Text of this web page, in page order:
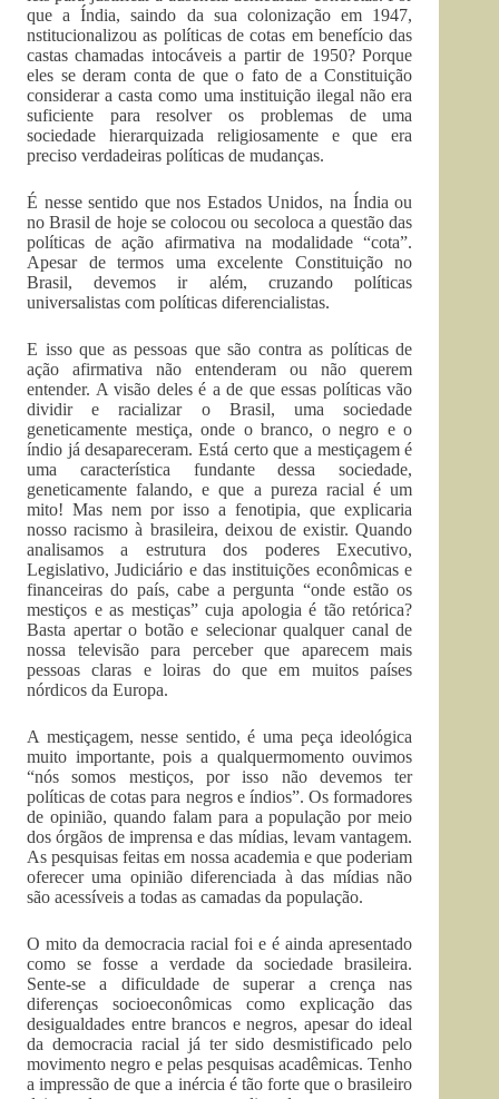
que a Índia, saindo da sua colonização em 1947,
nstitucionalizou as políticas de cotas em benefício das
castas chamadas intocáveis a partir de 1950? Porque
eles se deram conta de que o fato de a Constituição
considerar a casta como uma instituição ilegal não era
suficiente para resolver os problemas de uma
sociedade hierarquizada religiosamente e que era
preciso verdadeiras políticas de mudanças.
É nesse sentido que nos Estados Unidos, na Índia ou
no Brasil de hoje se colocou ou secoloca a questão das
políticas de ação afirmativa na modalidade “cota”.
Apesar de termos uma excelente Constituição no
Brasil, devemos ir além, cruzando políticas
universalistas com políticas diferencialistas.
E isso que as pessoas que são contra as políticas de
ação afirmativa não entenderam ou não querem
entender. A visão deles é a de que essas políticas vão
dividir e racializar o Brasil, uma sociedade
geneticamente mestiça, onde o branco, o negro e o
índio já desapareceram. Está certo que a mestiçagem é
uma característica fundante dessa sociedade,
geneticamente falando, e que a pureza racial é um
mito! Mas nem por isso a fenotipia, que explicaria
nosso racismo à brasileira, deixou de existir. Quando
analisamos a estrutura dos poderes Executivo,
Legislativo, Judiciário e das instituições econômicas e
financeiras do país, cabe a pergunta “onde estão os
mestiços e as mestiças” cuja apologia é tão retórica?
Basta apertar o botão e selecionar qualquer canal de
nossa televisão para perceber que aparecem mais
pessoas claras e loiras do que em muitos países
nórdicos da Europa.
A mestiçagem, nesse sentido, é uma peça ideológica
muito importante, pois a qualquermomento ouvimos
“nós somos mestiços, por isso não devemos ter
políticas de cotas para negros e índios”. Os formadores
de opinião, quando falam para a população por meio
dos órgãos de imprensa e das mídias, levam vantagem.
As pesquisas feitas em nossa academia e que poderiam
oferecer uma opinião diferenciada à das mídias não
são acessíveis a todas as camadas da população.
O mito da democracia racial foi e é ainda apresentado
como se fosse a verdade da sociedade brasileira.
Sente-se a dificuldade de superar a crença nas
diferenças socioeconômicas como explicação das
desigualdades entre brancos e negros, apesar do ideal
da democracia racial já ter sido desmistificado pelo
movimento negro e pelas pesquisas acadêmicas. Tenho
a impressão de que a inércia é tão forte que o brasileiro